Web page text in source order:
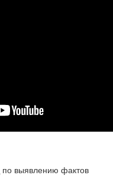
выявлению фактов